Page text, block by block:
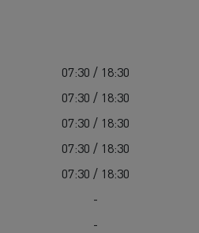
07:30 / 18:30
07:30 / 18:30
07:30 / 18:30
07:30 / 18:30
07:30 / 18:30
-
-